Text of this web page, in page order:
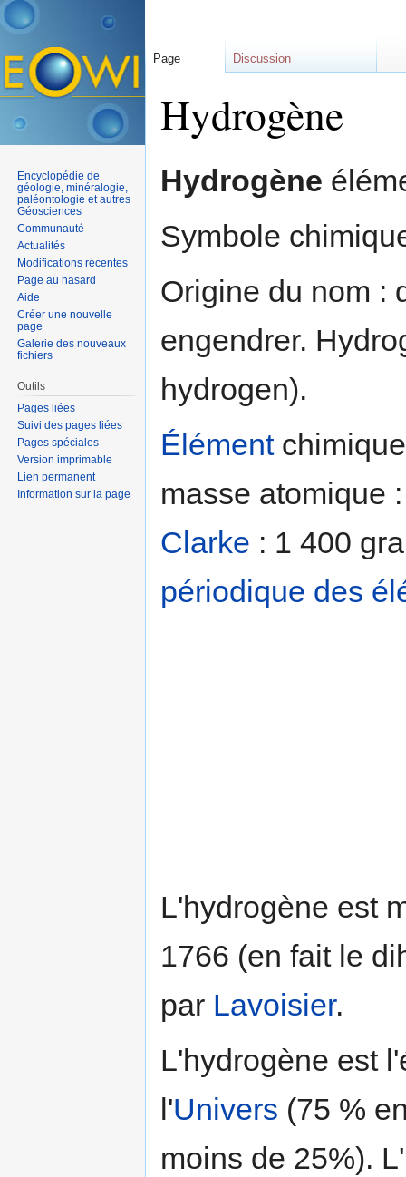
Hydrogène
Hydrogène
Symbole
Origine du nom :
engendrer.
hydrogen).
Élément
masse atomique
Clarke : 1 400
périodique des
L'hydrogène est
1766 (en fait le
par Lavoisier.
L'hydrogène est
l'Univers (75 %
moins de 25%).
Page Discussion
Encyclopédie de
géologie, minéralogie,
paléontologie et autres
Géosciences
Communauté
Actualités
Modifications récentes
Page au hasard
Aide
Créer une nouvelle
page
Galerie des nouveaux
fichiers
Outils
Pages liées
Suivi des pages liées
Pages spéciales
Version imprimable
Lien permanent
Information sur la page